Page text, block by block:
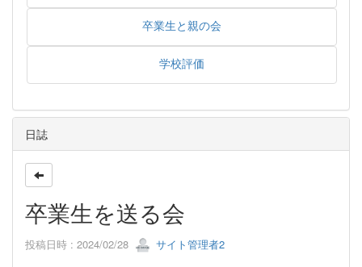
卒業生と親の会
学校評価
日誌
卒業生を送る会
投稿日時 : 2024/02/28 サイト管理者2